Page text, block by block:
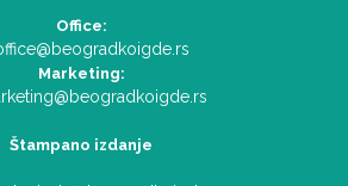
Office:
Marketing:
Štampano izdanje